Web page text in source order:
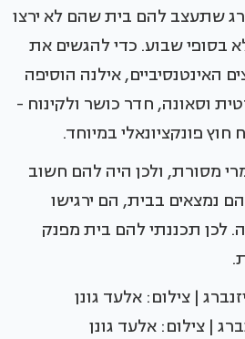
שתעצב להם בית שהם לא ירצו
בסופי שבוע. כדי להגשים את
האינטנסיביים, אילנה הוסיפה
וסאונה, חדר כושר ולקינוח -
פונקציונאלי במיוחד.
מסורת, ולכן היה להם חשוב
נמצאים בבית, הם ירגישו
לכן תכננתי להם בית מפנק
| צילום: אלעד גונן